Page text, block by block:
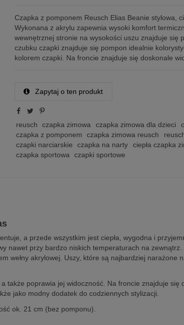
Czapka z pomponem Reusch Elias Beanie stylowa,
Wykonana z akrylu zapewnia wysoki komfort
wewnętrznej stronie na wysokości uszu znajduje się
czubku czapki znajduje się pompon idealnie
kolorem czapki. Na froncie znajduje się doskonale
Zapytaj o ten produkt
reusch czapka zimowa czapka zimowa dla dzieci
czapka z pomponem
czapka zimowa reusch
czapki narciarskie
czapka na narty ciepła czapka
czapka sportowa
czapki sportowe
a przede wszystkim jest ciepła, wygodna i
nawet przy bardzo niskich temperaturach na
wełny akrylowej. Uszy, które są najbardziej
także poprawia jej widoczność. Na froncie znajduje
jako modny dodatek do codziennych stylizacji.
ok. 21 cm (bez pomponu).